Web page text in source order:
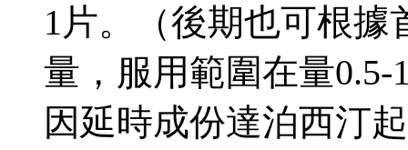
1片。（後期也可根
量，服用範圍在量
因延時成份達泊西汀